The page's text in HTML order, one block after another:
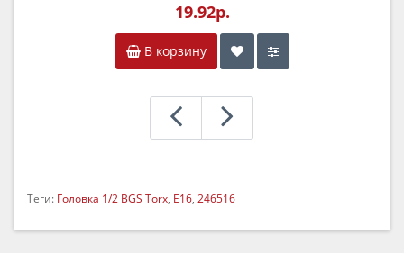
19.92р.
В корзину
Теги: Головка 1/2 BGS Torx, Е16, 246516